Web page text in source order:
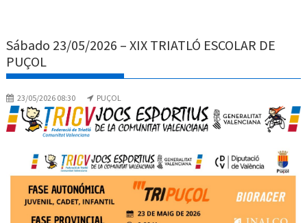
Sábado 23/05/2026 – XIX TRIATLÓ ESCOLAR DE
PUÇOL
23/05/2026 08:30 PUÇOL